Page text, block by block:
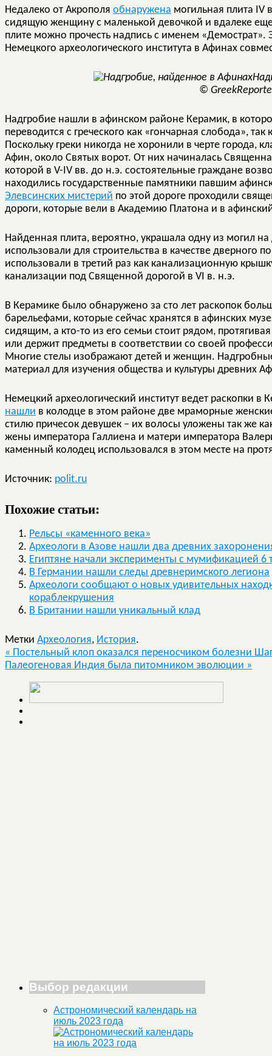
Недалеко от Акрополя обнаружена могильная плита
сидящую женщину с маленькой девочкой и вдалеке
плите можно прочесть надпись с именем «Демострат».
Немецкого археологического института в Афинах
©
Надгробие нашли в афинском районе Керамик, в
переводится с греческого как «гончарная слобода»,
Поскольку греки никогда не хоронили в черте города,
Афин, около Святых ворот. От них начиналась
которой в V-IV вв. до н.э. состоятельные граждане
находились государственные памятники павшим
Элевсинских мистерий по этой дороге проходили
дороги, которые вели в Академию Платона и в
Найденная плита, вероятно, украшала одну из могил
использовали для строительства в качестве дверного
использовали в третий раз как канализационную
канализации под Священной дорогой в VI в. н.э.
В Керамике было обнаружено за сто лет раскопок
барельефами, которые сейчас хранятся в афинских
сидящим, а кто-то из его семьи стоит рядом,
или держит предметы в соответствии со своей
Многие стелы изображают детей и женщин.
материал для изучения общества и культуры древних
Немецкий археологический институт ведет раскопки в
нашли в колодце в этом районе две мраморные
стилю причесок девушек – их волосы уложены так же
жены императора Галлиена и матери императора
каменный колодец использовался в этом месте на
Источник: polit.ru
Похожие статьи:
Рельсы «каменного века»
Археологи в Азове нашли два древних
Египтяне начали эксперименты с мумификацией 6
В Германии нашли следы древнеримского легиона
Археологи сообщают о новых удивительных
кораблекрушения
В Британии нашли уникальный клад
Метки Археология, История.
« Постельный клоп оказался переносчиком болезни
Палеогеновая Индия была питомником эволюции »
Выбор редакции
Астрономический календарь на
июль 2023 года